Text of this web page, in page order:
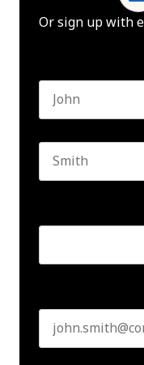
Or sign up with